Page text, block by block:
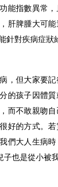
能指數異常
肝脾腫大可
針對疾病症狀
，但大家要
的孩子因體
而不敢親吻
好的方式。
們大人生病
也是從小被